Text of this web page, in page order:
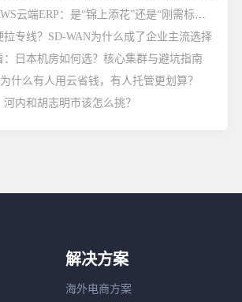
拉专线？SD-WAN为什么成了企业主流选择
：日本机房如何选？核心集群与避坑指南
什么有人用云省钱，有人托管更划算？
内和胡志明市该怎么挑？
解决方案
海外电商方案